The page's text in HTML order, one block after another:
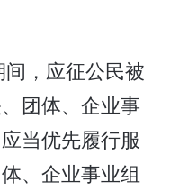
，应征公民被
团体、企业事
当优先履行服
、企业事业组